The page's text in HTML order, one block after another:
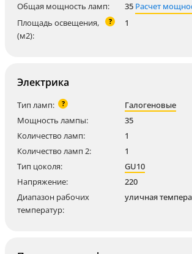
Общая мощность ламп:
35 Расчет
Площадь освещения,
(м2):
? 1
Электрика
Тип ламп: ?
Галогеновые
Мощность лампы:
35
Количество ламп:
1
Количество ламп 2:
1
Тип цоколя:
GU10
Напряжение:
220
Диапазон рабочих
температур:
уличная